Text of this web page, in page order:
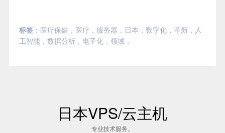
标签： 医疗保健 ， 医疗 ， 服务器 ， 日本 ， 数字化， 革新， 人
工智能， 数据分析， 电子化， 领域 ，
日本VPS/云主机
专业技术服务。